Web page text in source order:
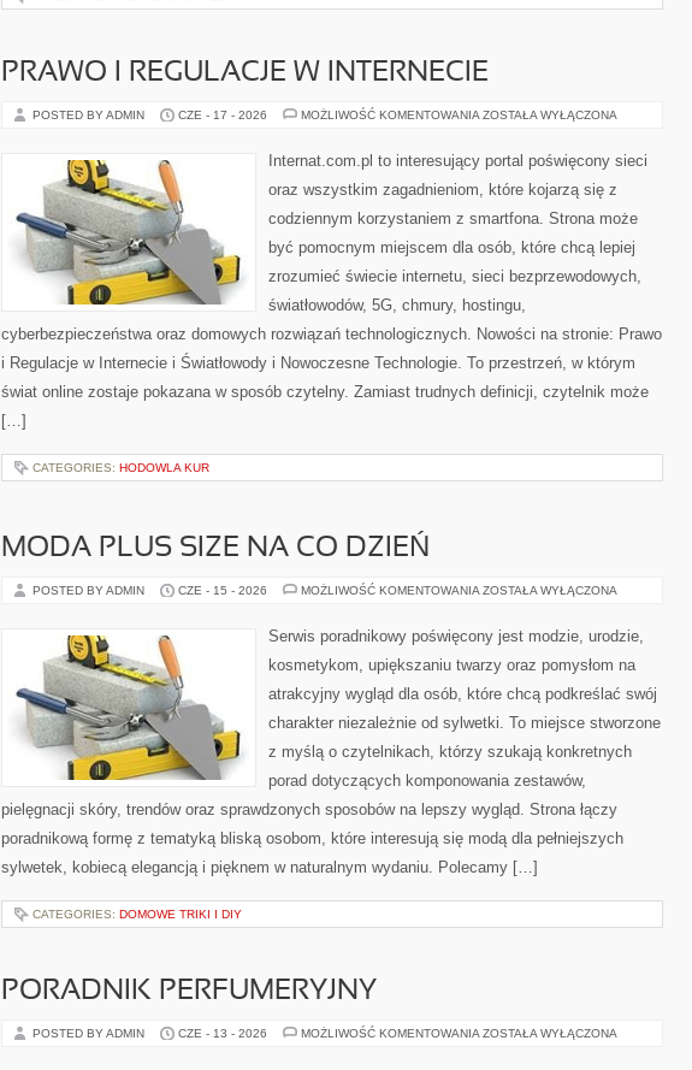
PRAWO I REGULACJE W INTERNECIE
POSTED BY ADMIN CZE - 17 - 2026 MOŻLIWOŚĆ KOMENTOWANIA PRAWO
INTERNECIE
ZOSTAŁA WYŁĄCZONA
Internat.com.pl to interesujący portal poświęcony sieci
oraz wszystkim zagadnieniom, które kojarzą się z
codziennym korzystaniem z smartfona. Strona może
być pomocnym miejscem dla osób, które chcą lepiej
zrozumieć świecie internetu, sieci bezprzewodowych,
światłowodów, 5G, chmury, hostingu,
cyberbezpieczeństwa oraz domowych rozwiązań technologicznych. Nowości na stronie: Prawo
i Regulacje w Internecie i Światłowody i Nowoczesne Technologie. To przestrzeń, w którym
świat online zostaje pokazana w sposób czytelny. Zamiast trudnych definicji, czytelnik może
[…]
CATEGORIES: HODOWLA KUR
MODA PLUS SIZE NA CO DZIEŃ
POSTED BY ADMIN CZE - 15 - 2026 MOŻLIWOŚĆ KOMENTOWANIA MODA
CO
ZOSTAŁA WYŁĄCZONA
Serwis poradnikowy poświęcony jest modzie, urodzie,
kosmetykom, upiększaniu twarzy oraz pomysłom na
atrakcyjny wygląd dla osób, które chcą podkreślać swój
charakter niezależnie od sylwetki. To miejsce stworzone
z myślą o czytelnikach, którzy szukają konkretnych
porad dotyczących komponowania zestawów,
pielęgnacji skóry, trendów oraz sprawdzonych sposobów na lepszy wygląd. Strona łączy
poradnikową formę z tematyką bliską osobom, które interesują się modą dla pełniejszych
sylwetek, kobiecą elegancją i pięknem w naturalnym wydaniu. Polecamy […]
CATEGORIES: DOMOWE TRIKI I DIY
PORADNIK PERFUMERYJNY
POSTED BY ADMIN CZE - 13 - 2026 MOŻLIWOŚĆ KOMENTOWANIA PORADNIK
ZOSTAŁA WYŁĄCZONA